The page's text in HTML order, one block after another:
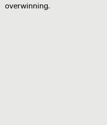
overwinning.